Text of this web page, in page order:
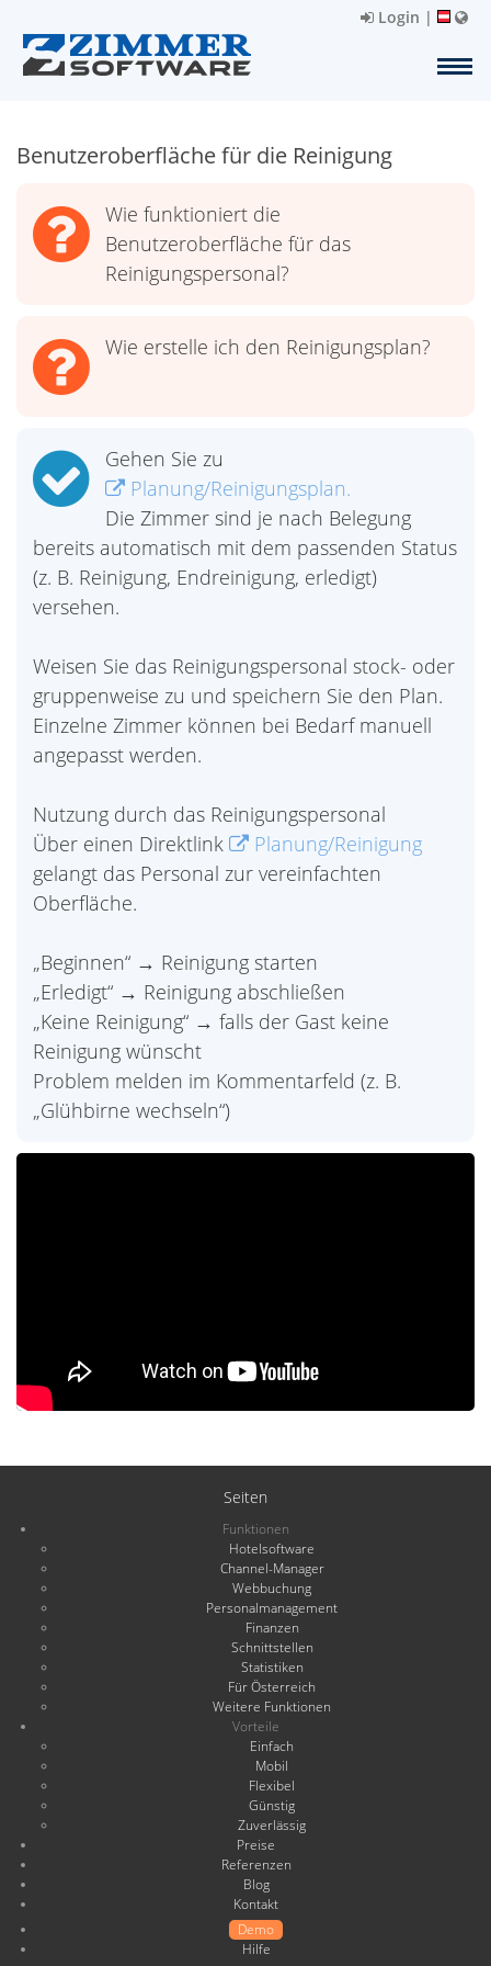
Login |
Benutzeroberfläche für die Reinigung
Wie funktioniert die
Benutzeroberfläche für das
Reinigungspersonal?
Wie erstelle ich den Reinigungsplan?
Gehen Sie zu
Planung/Reinigungsplan.
Die Zimmer sind je nach Belegung
bereits automatisch mit dem passenden Status
(z. B. Reinigung, Endreinigung, erledigt)
versehen.
Weisen Sie das Reinigungspersonal stock- oder
gruppenweise zu und speichern Sie den Plan.
Einzelne Zimmer können bei Bedarf manuell
angepasst werden.
Nutzung durch das Reinigungspersonal
Über einen Direktlink
Planung/Reinigung
gelangt das Personal zur vereinfachten
Oberfläche.
„Beginnen“ → Reinigung starten
„Erledigt“ → Reinigung abschließen
„Keine Reinigung“ → falls der Gast keine
Reinigung wünscht
Problem melden im Kommentarfeld (z. B.
„Glühbirne wechseln“)
Seiten
Funktionen
Hotelsoftware
Channel-Manager
Webbuchung
Personalmanagement
Finanzen
Schnittstellen
Statistiken
Für Österreich
Weitere Funktionen
Vorteile
Einfach
Mobil
Flexibel
Günstig
Zuverlässig
Preise
Referenzen
Blog
Kontakt
Demo
Hilfe